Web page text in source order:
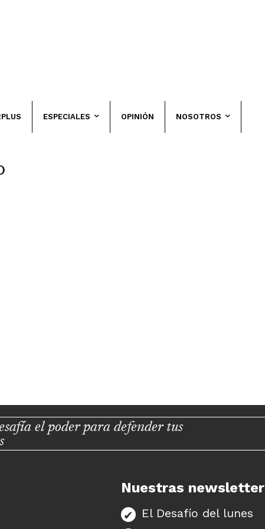
ESPECIALES OPINIÓN NOSOTROS
el poder para defender tus
Nuestras newsletter
El Desafío del lunes